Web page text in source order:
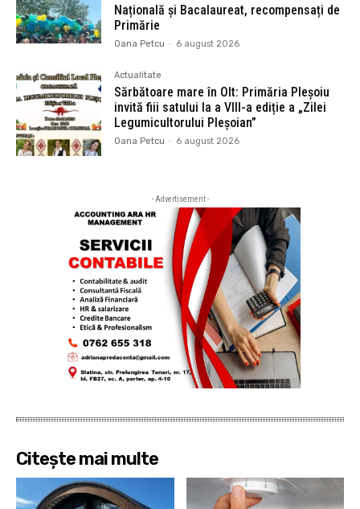
Națională și Bacalaureat, recompensați de
Primărie
Oana Petcu - 6 august 2026
Actualitate
Sărbătoare mare în Olt: Primăria Pleșoiu
invită fiii satului la a VIII-a ediție a „Zilei
Legumicultorului Pleșoian”
Oana Petcu - 6 august 2026
- Advertisement -
Citește mai multe